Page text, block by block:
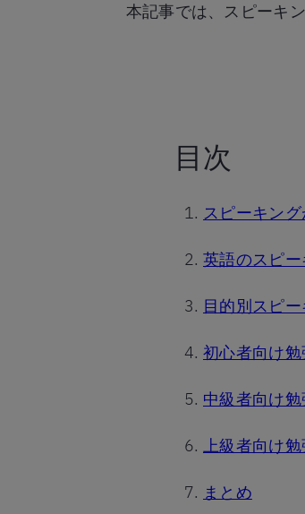
本記事では、スピーキ
目次
スピーキン
英語のスピ
目的別スピ
初心者向け
中級者向け
上級者向け
まとめ